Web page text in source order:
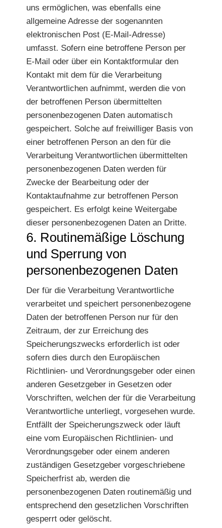
uns ermöglichen, was ebenfalls eine
allgemeine Adresse der sogenannten
elektronischen Post (E-Mail-Adresse)
umfasst. Sofern eine betroffene Person per
E-Mail oder über ein Kontaktformular den
Kontakt mit dem für die Verarbeitung
Verantwortlichen aufnimmt, werden die von
der betroffenen Person übermittelten
personenbezogenen Daten automatisch
gespeichert. Solche auf freiwilliger Basis von
einer betroffenen Person an den für die
Verarbeitung Verantwortlichen übermittelten
personenbezogenen Daten werden für
Zwecke der Bearbeitung oder der
Kontaktaufnahme zur betroffenen Person
gespeichert. Es erfolgt keine Weitergabe
dieser personenbezogenen Daten an Dritte.
6. Routinemäßige Löschung
und Sperrung von
personenbezogenen Daten
Der für die Verarbeitung Verantwortliche
verarbeitet und speichert personenbezogene
Daten der betroffenen Person nur für den
Zeitraum, der zur Erreichung des
Speicherungszwecks erforderlich ist oder
sofern dies durch den Europäischen
Richtlinien- und Verordnungsgeber oder einen
anderen Gesetzgeber in Gesetzen oder
Vorschriften, welchen der für die Verarbeitung
Verantwortliche unterliegt, vorgesehen wurde.
Entfällt der Speicherungszweck oder läuft
eine vom Europäischen Richtlinien- und
Verordnungsgeber oder einem anderen
zuständigen Gesetzgeber vorgeschriebene
Speicherfrist ab, werden die
personenbezogenen Daten routinemäßig und
entsprechend den gesetzlichen Vorschriften
gesperrt oder gelöscht.